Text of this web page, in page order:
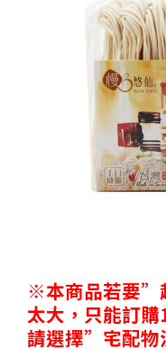
※本商品若要”
太大，只能訂購
請選擇”宅配